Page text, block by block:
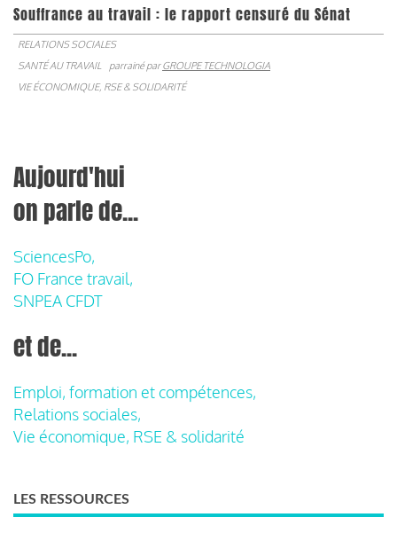
Souffrance au travail : le rapport censuré du Sénat
RELATIONS SOCIALES
SANTÉ AU TRAVAIL
parrainé parGROUPE TECHNOLOGIA
VIE ÉCONOMIQUE, RSE & SOLIDARITÉ
Aujourd'hui
on parle de...
SciencesPo,
FO France travail,
SNPEA CFDT
et de...
Emploi, formation et compétences,
Relations sociales,
Vie économique, RSE & solidarité
LES RESSOURCES